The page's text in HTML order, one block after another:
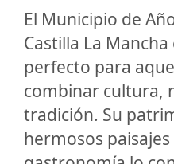
El Municipio de
Castilla La
perfecto para
combinar cultura,
tradición. Su
hermosos